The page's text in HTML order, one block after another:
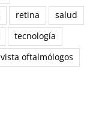
retina
salud
tecnología
vista oftalmólogos